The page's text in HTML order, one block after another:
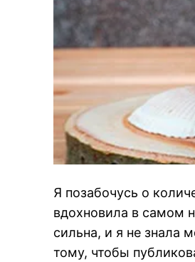
Я позабочусь о
вдохновила в самом
сильна, и я не знала
тому, чтобы